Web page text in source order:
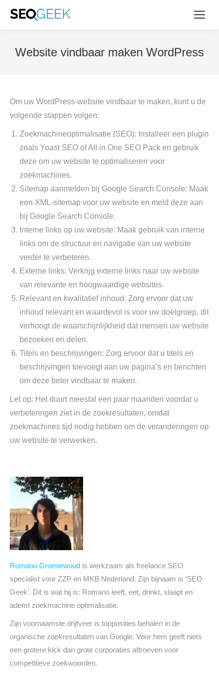
Website vindbaar maken WordPress
Om uw WordPress-website vindbaar te maken, kunt u de
volgende stappen volgen:
Zoekmachineoptimalisatie (SEO): Installeer een plugin
zoals Yoast SEO of All in One SEO Pack en gebruik
deze om uw website te optimaliseren voor
zoekmachines.
Sitemap aanmelden bij Google Search Console: Maak
een XML-sitemap voor uw website en meld deze aan
bij Google Search Console.
Interne links op uw website: Maak gebruik van interne
links om de structuur en navigatie van uw website
verder te verbeteren.
Externe links: Verkrijg externe links naar uw website
van relevante en hoogwaardige websites.
Relevant en kwalitatief inhoud: Zorg ervoor dat uw
inhoud relevant en waardevol is voor uw doelgroep, dit
verhoogt de waarschijnlijkheid dat mensen uw website
bezoeken en delen.
Titels en beschrijvingen: Zorg ervoor dat u titels en
beschrijvingen toevoegt aan uw pagina’s en berichten
om deze beter vindbaar te maken.
Let op: Het duurt meestal een paar maanden voordat u
verbeteringen ziet in de zoekresultaten, omdat
zoekmachines tijd nodig hebben om de veranderingen op
uw website te verwerken.
Romano Groenewoud is werkzaam als freelance SEO
specialist voor ZZP en MKB Nederland. Zijn bijnaam is ‘SEO
Geek’. Dit is wat hij is: Romano leeft, eet, drinkt, slaapt en
ademt zoekmachine optimalisatie.
Zijn voornaamste drijfveer is topposities behalen in de
organische zoekresultaten van Google. Voor hem geeft niets
een grotere kick dan grote corporaties aftroeven voor
competitieve zoekwoorden.